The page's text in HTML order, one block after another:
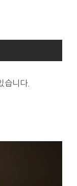
습니다.